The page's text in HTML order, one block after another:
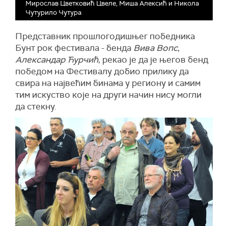
Мирослав Цветковић Цвеле, Миша Алексић и Никола
Чутурило Чутура
Представник прошлогодишњег победника
Бунт рок фестивала - бенда Вива Вопс,
Александар Ћурчић, рекао је да је његов бенд
победом на Фестивалу добио прилику да
свира на највећим бинама у региону и самим
тим искуство које на други начин нису могли
да стекну.